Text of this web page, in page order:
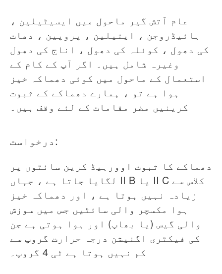
عام آتش گیر ماحول میں ایسیٹیلین ،
ہائیڈروجن ، ایتیلین ، پروپین ، دھات
کی دھول ، کوئلہ کی دھول ، اناج کی دھول
وغیرہ شامل ہیں۔ اگر آپ کے کام کے
استعمال کے ماحول میں کوئی دھماکہ خیز
ہوا ہے تو ، ہمارے دھماکے کے ثبوت
کرینیں مضر مقامات کے لئے وقف ہیں۔
درخواست:
دھماکے کا ثبوت اوورہیڈ کرین سائٹوں پر
لگایا جاتا ہے ، جہاں II B یا II C کلاس سے
زیادہ نہیں ہوتا ہے ، اور دھماکہ خیز
ہوا مکسچر والی سائٹیں جس میں سوزش
والی گیس (یا بھاپ) اور ہوا ہوتی ہے جن
کی فیکٹری اگنیشن درجہ حرارت گروپ سے
کم نہیں ہوتا ہے ٹی 4 گروپ۔